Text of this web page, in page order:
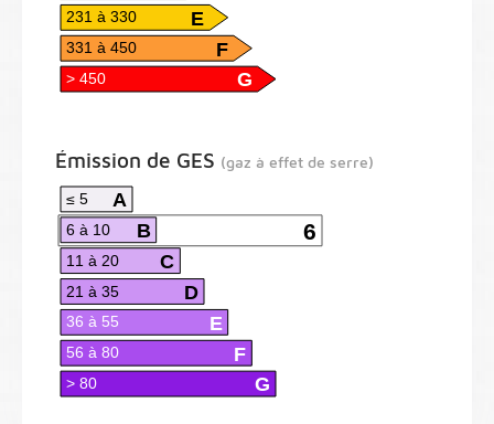
E
231 à 330
F
331 à 450
G
> 450
Émission de GES (gaz à effet de serre)
A
≤ 5
6
B
6 à 10
C
11 à 20
D
21 à 35
E
36 à 55
F
56 à 80
G
> 80